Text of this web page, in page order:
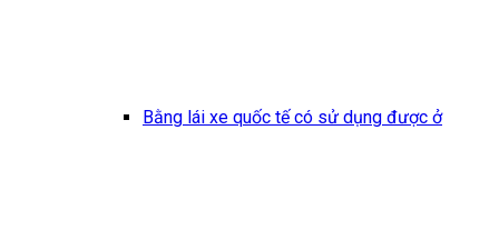
Bằng lái xe quốc tế có sử dụng được ở